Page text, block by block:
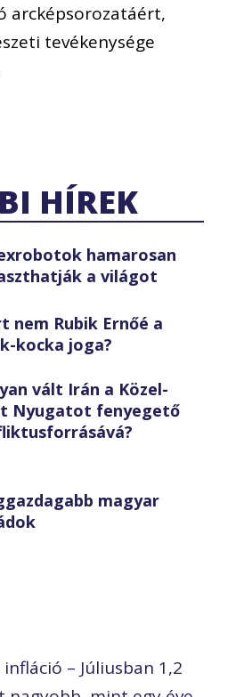
arcképsorozatáért,
tevékenysége
HÍREK
hamarosan
a világot
nem Rubik Ernőé a
kocka joga?
vált Irán a Közel-
Nyugatot fenyegető
magyar
– Júliusban 1,2